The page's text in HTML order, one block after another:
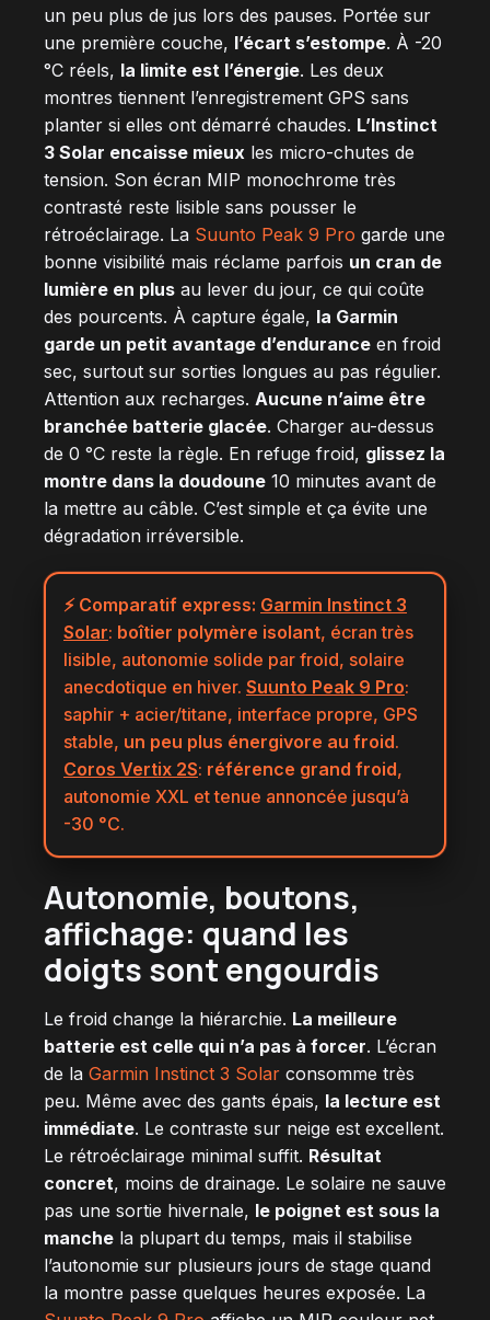
un peu plus de jus lors des pauses. Portée sur
une première couche, l’écart s’estompe. À -20
°C réels, la limite est l’énergie. Les deux
montres tiennent l’enregistrement GPS sans
planter si elles ont démarré chaudes. L’Instinct
3 Solar encaisse mieux les micro-chutes de
tension. Son écran MIP monochrome très
contrasté reste lisible sans pousser le
rétroéclairage. La Suunto Peak 9 Pro garde une
bonne visibilité mais réclame parfois un cran de
lumière en plus au lever du jour, ce qui coûte
des pourcents. À capture égale, la Garmin
garde un petit avantage d’endurance en froid
sec, surtout sur sorties longues au pas régulier.
Attention aux recharges. Aucune n’aime être
branchée batterie glacée. Charger au-dessus
de 0 °C reste la règle. En refuge froid, glissez la
montre dans la doudoune 10 minutes avant de
la mettre au câble. C’est simple et ça évite une
dégradation irréversible.
⚡ Comparatif express: Garmin Instinct 3
Solar: boîtier polymère isolant, écran très
lisible, autonomie solide par froid, solaire
anecdotique en hiver. Suunto Peak 9 Pro:
saphir + acier/titane, interface propre, GPS
stable, un peu plus énergivore au froid.
Coros Vertix 2S: référence grand froid,
autonomie XXL et tenue annoncée jusqu’à
-30 °C.
Autonomie, boutons,
affichage: quand les
doigts sont engourdis
Le froid change la hiérarchie. La meilleure
batterie est celle qui n’a pas à forcer. L’écran
de la Garmin Instinct 3 Solar consomme très
peu. Même avec des gants épais, la lecture est
immédiate. Le contraste sur neige est excellent.
Le rétroéclairage minimal suffit. Résultat
concret, moins de drainage. Le solaire ne sauve
pas une sortie hivernale, le poignet est sous la
manche la plupart du temps, mais il stabilise
l’autonomie sur plusieurs jours de stage quand
la montre passe quelques heures exposée. La